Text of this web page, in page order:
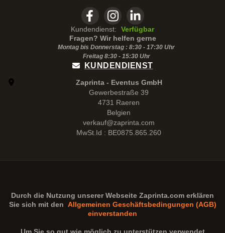
Kundendienst:
Verfügbar
Fragen? Wir helfen gerne
Montag bis Donnerstag : 8:30 - 17:30 Uhr
Freitag 8:30 - 15:30Uhr
KUNDENDIENST
Zaprinta - Eventus GmbH
Gewerbestraße 39
4731 Raeren
Belgien
verkauf@zaprinta.com
MwSt.Id : BE0875.865.260
Durch die Nutzung unserer Webseite Zaprinta.com erklären
Sie sich mit den Allgemeinen Geschäftsbedingungen (AGB)
einverstanden